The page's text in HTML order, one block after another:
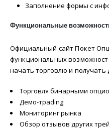
Заполнение формы с
Функциональные
Официальный сайт Покет
функциональных
начать торговлю и получать
Торговля бинарными
Демо-трading
Мониторинг рынка
Обзор отзывов других